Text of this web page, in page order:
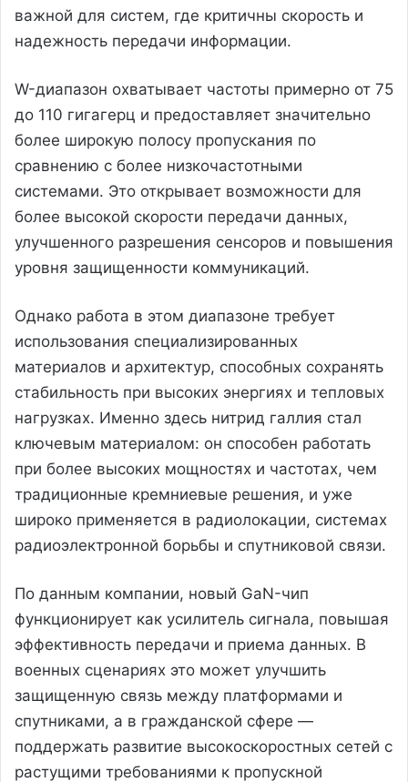
важной для систем, где критичны скорость и
надежность передачи информации.
W-диапазон охватывает частоты примерно от 75
до 110 гигагерц и предоставляет значительно
более широкую полосу пропускания по
сравнению с более низкочастотными
системами. Это открывает возможности для
более высокой скорости передачи данных,
улучшенного разрешения сенсоров и повышения
уровня защищенности коммуникаций.
Однако работа в этом диапазоне требует
использования специализированных
материалов и архитектур, способных сохранять
стабильность при высоких энергиях и тепловых
нагрузках. Именно здесь нитрид галлия стал
ключевым материалом: он способен работать
при более высоких мощностях и частотах, чем
традиционные кремниевые решения, и уже
широко применяется в радиолокации, системах
радиоэлектронной борьбы и спутниковой связи.
По данным компании, новый GaN-чип
функционирует как усилитель сигнала, повышая
эффективность передачи и приема данных. В
военных сценариях это может улучшить
защищенную связь между платформами и
спутниками, а в гражданской сфере —
поддержать развитие высокоскоростных сетей с
растущими требованиями к пропускной